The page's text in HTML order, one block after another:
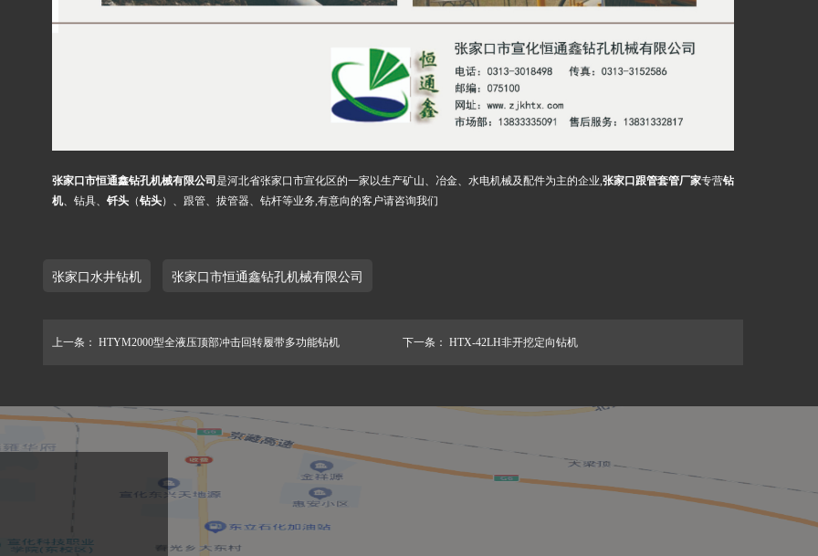
张家口市恒通鑫钻孔机械有限公司是河北省张家口市宣化区的一家以生产矿山、冶金、水电机械及配件为主的企业, 张家口跟管套管厂家专营钻
机、钻具、 钎头 （钻头）、跟管、拔管器、钻杆等业务,有意向的客户请咨询我们
张家口水井钻机 张家口市恒通鑫钻孔机械有限公司
上一条： HTYM2000型全液压顶部冲击回转履带多功能钻机 下一条： HTX-42LH非开挖定向钻机